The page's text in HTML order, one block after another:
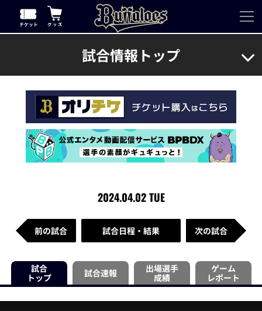
試合情報トップ
2024.04.02 TUE
前の試合 試合日程・結果 次の試合
試合
トップ
試合速報
出場選手
成績
ゲーム
レポート